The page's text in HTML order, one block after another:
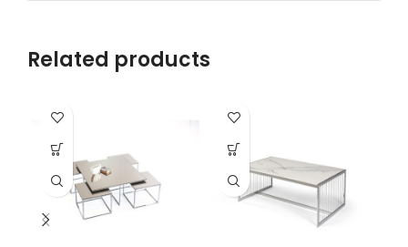
Related products